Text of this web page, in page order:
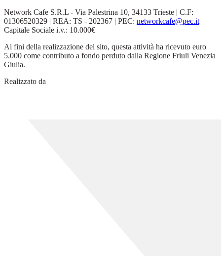
Network Cafe S.R.L - Via Palestrina 10, 34133 Trieste | C.F:
01306520329 | REA: TS - 202367 | PEC: networkcafe@pec.it |
Capitale Sociale i.v.: 10.000€
Ai fini della realizzazione del sito, questa attività ha ricevuto euro
5.000 come contributo a fondo perduto dalla Regione Friuli Venezia
Giulia.
Realizzato da